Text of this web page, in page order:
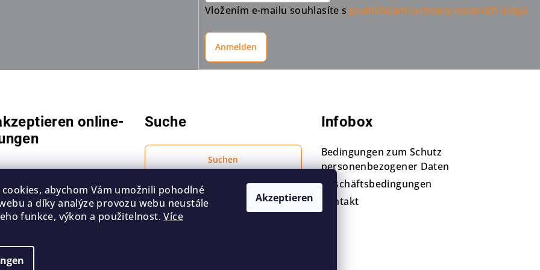
cookies, abychom Vám umožnili pohodlné
a díky analýze provozu webu neustále
funkce, výkon a použitelnost.Více
Akzeptieren
Vložením e-mailu souhlasíte s podmínkami ochrany osobních údajů
Anmelden
online-
Suche
Suchen
Infobox
Bedingungen zum Schutz
personenbezogener Daten
Geschäftsbedingungen
Kontakt